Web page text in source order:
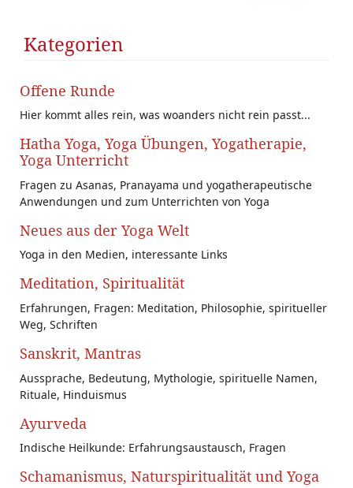
Kategorien
Offene Runde
Hier kommt alles rein, was woanders nicht rein passt...
Hatha Yoga, Yoga Übungen, Yogatherapie,
Yoga Unterricht
Fragen zu Asanas, Pranayama und yogatherapeutische
Anwendungen und zum Unterrichten von Yoga
Neues aus der Yoga Welt
Yoga in den Medien, interessante Links
Meditation, Spiritualität
Erfahrungen, Fragen: Meditation, Philosophie, spiritueller
Weg, Schriften
Sanskrit, Mantras
Aussprache, Bedeutung, Mythologie, spirituelle Namen,
Rituale, Hinduismus
Ayurveda
Indische Heilkunde: Erfahrungsaustausch, Fragen
Schamanismus, Naturspiritualität und Yoga